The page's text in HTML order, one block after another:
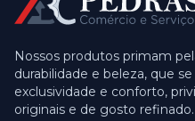
Nossos produtos primam
durabilidade e beleza, que
exclusividade e conforto,
originais e de gosto refinado.